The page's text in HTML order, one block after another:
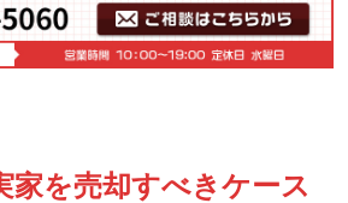
家を売却すべきケース